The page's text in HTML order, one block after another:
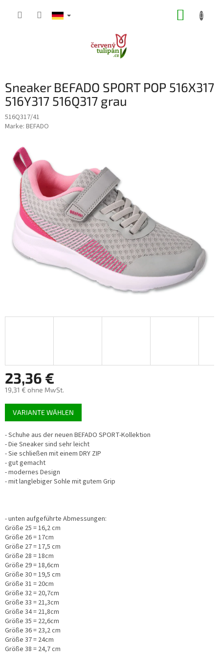
Sneaker BEFADO SPORT POP 516X317
516Y317 516Q317 grau
516Q317/41
Marke: BEFADO
23,36 €
19,31 € ohne MwSt.
Verkaufspreis:
VARIANTE WÄHLEN
- Schuhe aus der neuen BEFADO SPORT-Kollektion
- Die Sneaker sind sehr leicht
- Sie schließen mit einem DRY ZIP
- gut gemacht
- modernes Design
- mit langlebiger Sohle mit gutem Grip
- unten aufgeführte Abmessungen:
Größe 25 = 16,2 cm
Größe 26 = 17cm
Größe 27 = 17,5 cm
Größe 28 = 18cm
Größe 29 = 18,6cm
Größe 30 = 19,5 cm
Größe 31 = 20cm
Größe 32 = 20,7cm
Größe 33 = 21,3cm
Größe 34 = 21,8cm
Größe 35 = 22,6cm
Größe 36 = 23,2 cm
Größe 37 = 24cm
Größe 38 = 24,7 cm